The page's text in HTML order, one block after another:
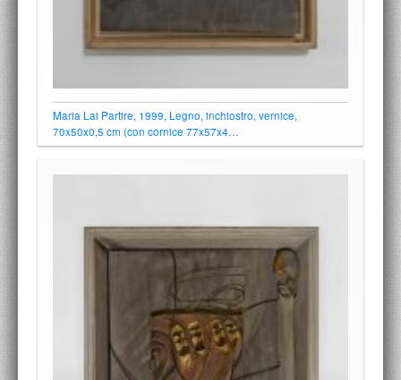
Maria Lai Partire, 1999, Legno, inchiostro, vernice,
70x50x0,5 cm (con cornice 77x57x4…